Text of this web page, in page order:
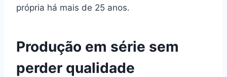
própria há mais de 25 anos.
Produção em série sem
perder qualidade